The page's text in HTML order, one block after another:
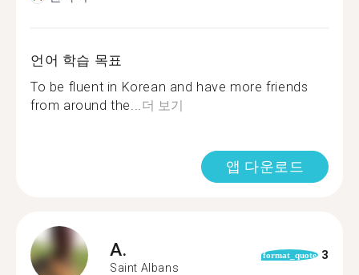
언어 학습 목표
To be fluent in Korean and have more friends
from around the...더 보기
앱 다운로드
A.
Saint Albans
format_quote 3